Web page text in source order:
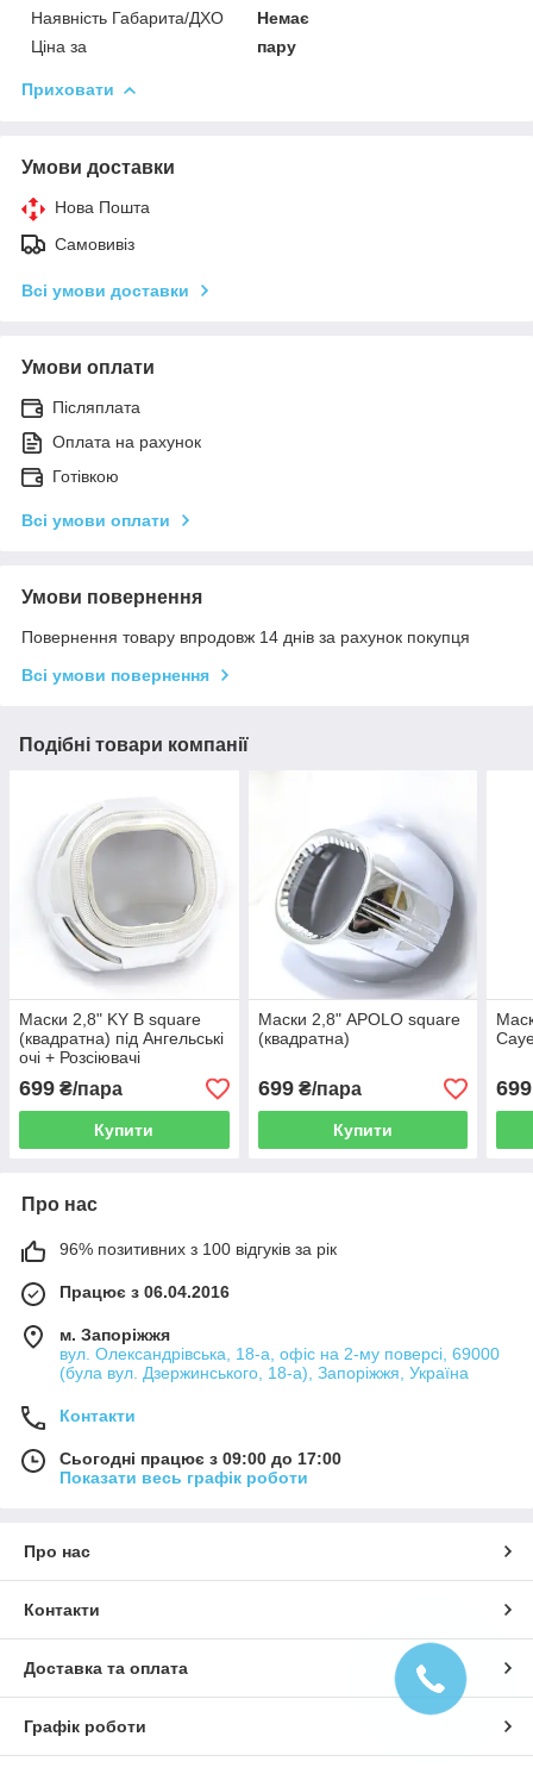
Наявність Габарита/ДХО
Немає
Ціна за
пару
Приховати
Умови доставки
Нова Пошта
Самовивіз
Всі умови доставки
Умови оплати
Післяплата
Оплата на рахунок
Готівкою
Всі умови оплати
Умови повернення
Повернення товару впродовж 14 днів за рахунок покупця
Всі умови повернення
Подібні товари компанії
Маски 2,8" KY B square
(квадратна) під Ангельські
очі + Розсіювачі
699 ₴/пара
Купити
Маски 2,8" APOLO square
(квадратна)
699₴/пара
Купити
699
Про нас
96% позитивних з 100 відгуків за рік
Працює з 06.04.2016
м. Запоріжжя
вул. Олександрівська, 18-а, офіс на 2-му поверсі, 69000
(була вул. Дзержинського, 18-а), Запоріжжя, Україна
Контакти
Сьогодні працює з 09:00 до 17:00
Показати весь графік роботи
Про нас
Контакти
Доставка та оплата
Графік роботи